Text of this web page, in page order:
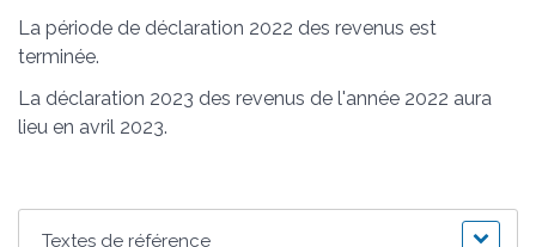
La période de déclaration 2022 des revenus est
terminée.
La déclaration 2023 des revenus de l'année 2022 aura
lieu en avril 2023.
Textes de référence